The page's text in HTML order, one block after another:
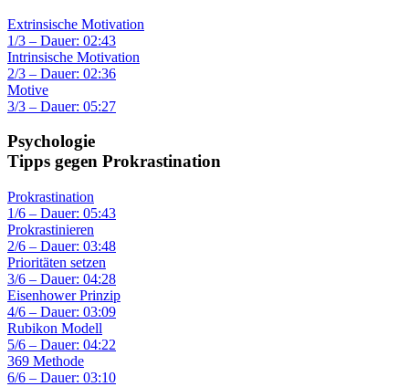
Extrinsische Motivation
1/3 – Dauer: 02:43
Intrinsische Motivation
2/3 – Dauer: 02:36
Motive
3/3 – Dauer: 05:27
Psychologie
Tipps gegen Prokrastination
Prokrastination
1/6 – Dauer: 05:43
Prokrastinieren
2/6 – Dauer: 03:48
Prioritäten setzen
3/6 – Dauer: 04:28
Eisenhower Prinzip
4/6 – Dauer: 03:09
Rubikon Modell
5/6 – Dauer: 04:22
369 Methode
6/6 – Dauer: 03:10